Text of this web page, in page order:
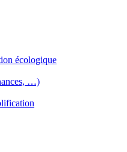
écologique
…)